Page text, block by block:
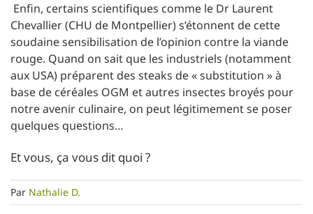
Enfin, certains scientifiques comme le Dr Laurent
Chevallier (CHU de Montpellier) s’étonnent de cette
soudaine sensibilisation de l’opinion contre la viande
rouge. Quand on sait que les industriels (notamment
aux USA) préparent des steaks de « substitution » à
base de céréales OGM et autres insectes broyés pour
notre avenir culinaire, on peut légitimement se poser
quelques questions…
Et vous, ça vous dit quoi ?
Par Nathalie D.